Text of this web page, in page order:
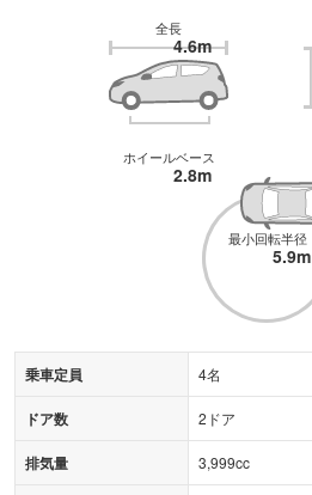
全長
4.6m
ホイールベース
2.8m
最小回転半径
5.9m
乗車定員 4名
ドア数 2ドア
排気量 3,999cc